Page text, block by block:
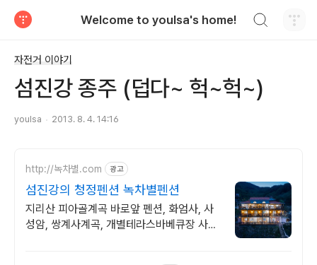
Welcome to youlsa's home!
자전거 이야기
섬진강 종주 (덥다~ 헉~헉~)
youlsa 2013. 8. 4. 14:16
http://녹차별.com 광고
섬진강의 청정펜션 녹차별펜션
지리산 피아골계곡 바로앞 펜션, 화엄사, 사
성암, 쌍계사계곡, 개별테라스바베큐장 사성